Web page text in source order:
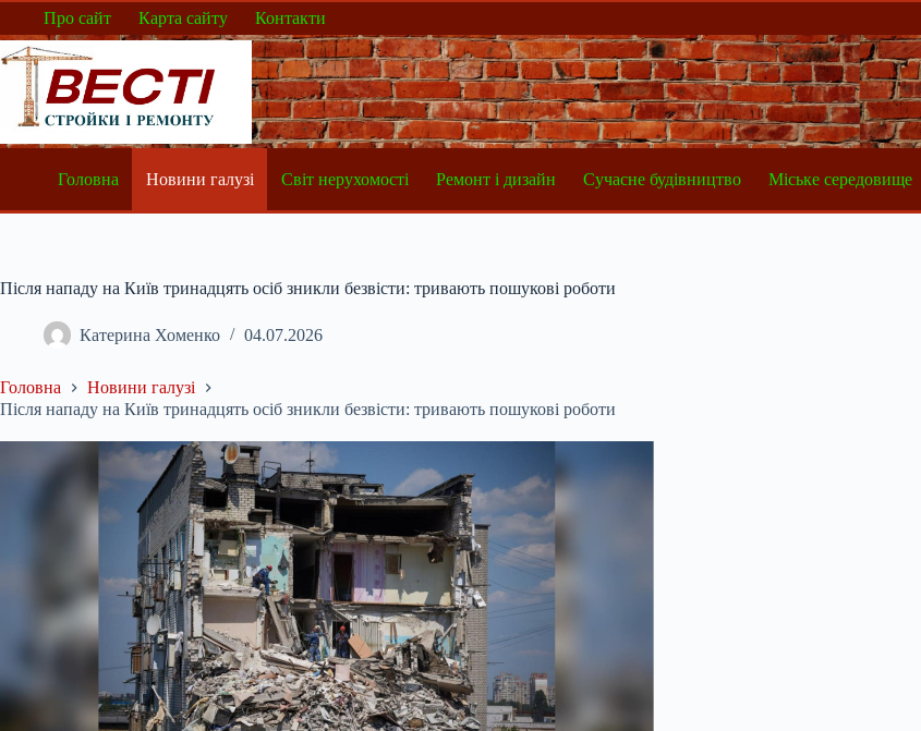
Перейти
вмісту
Про сайт Карта сайту Контакти
Головна Новини галузі Світ нерухомості Ремонт і дизайн Сучасне будівництво Міське середовище
Після нападу на Київ тринадцять осіб зникли безвісти: тривають пошукові роботи
Катерина Хоменко 04.07.2026
Головна
Новини галузі
Після нападу на Київ тринадцять осіб зникли безвісти: тривають пошукові роботи